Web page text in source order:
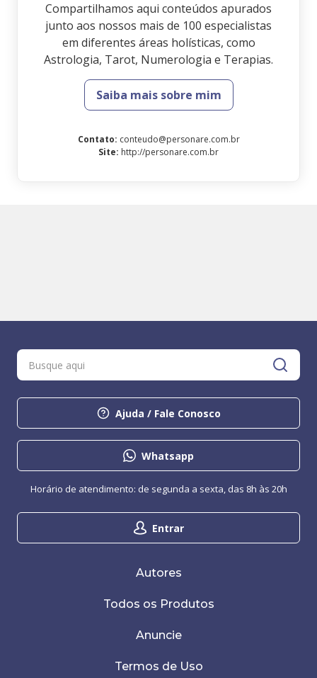
Compartilhamos aqui conteúdos apurados
junto aos nossos mais de 100 especialistas
em diferentes áreas holísticas, como
Astrologia, Tarot, Numerologia e Terapias.
Saiba mais sobre mim
Contato: conteudo@personare.com.br
Site: http://personare.com.br
Ajuda / Fale Conosco
Whatsapp
Entrar
Horário de atendimento: de segunda a sexta, das 8h às 20h
Autores
Todos os Produtos
Anuncie
Termos de Uso